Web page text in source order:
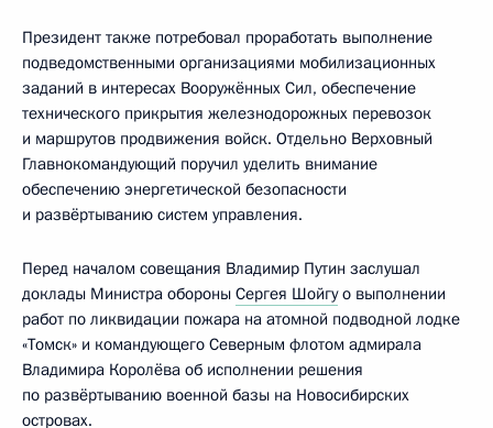
Президент также потребовал проработать выполнение
подведомственными организациями мобилизационных
заданий в интересах Вооружённых Сил, обеспечение
технического прикрытия железнодорожных перевозок
и маршрутов продвижения войск. Отдельно Верховный
Главнокомандующий поручил уделить внимание
обеспечению энергетической безопасности
и развёртыванию систем управления.
Перед началом совещания Владимир Путин заслушал
доклады Министра обороны Сергея Шойгуо выполнении
работ по ликвидации пожара на атомной подводной лодке
«Томск» и командующего Северным флотом адмирала
Владимира Королёва об исполнении решения
по развёртыванию военной базы на Новосибирских
островах.